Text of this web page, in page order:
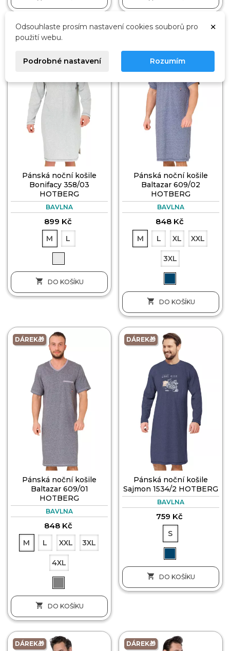
DÁREK🎁
Pánská noční košile
Bonifacy 358/03
HOTBERG
BAVLNA
899 Kč
M L
 DO KOŠÍKU
Pánská noční košile
Baltazar 609/02
HOTBERG
BAVLNA
848 Kč
M L XL XXL
3XL
 DO KOŠÍKU
DÁREK🎁
Pánská noční košile
Baltazar 609/01
HOTBERG
BAVLNA
848 Kč
M L XXL 3XL
4XL
 DO KOŠÍKU
DÁREK🎁
Pánská noční košile
Sajmon 1534/2 HOTBERG
BAVLNA
759 Kč
S
 DO KOŠÍKU
DÁREK🎁 DÁREK🎁
×
Odsouhlaste prosím nastavení cookies souborů pro
použití webu.
Podrobné nastavení Rozumím